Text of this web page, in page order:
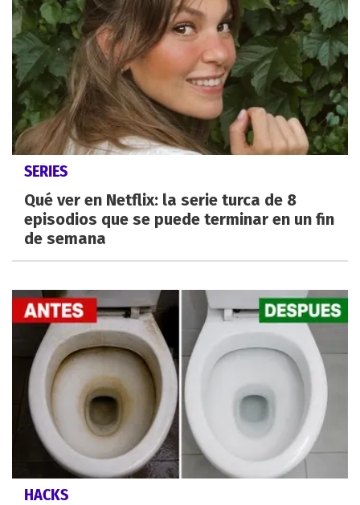
SERIES
Qué ver en Netflix: la serie turca de 8
episodios que se puede terminar en un fin
de semana
HACKS